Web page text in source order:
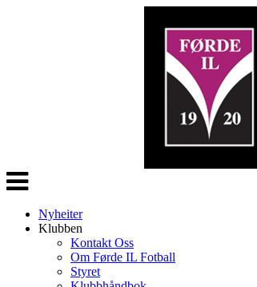
Veksle
navigasjon
Nyheiter
Klubben
Kontakt Oss
Om Førde IL Fotball
Styret